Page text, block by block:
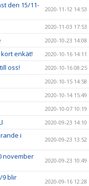
den 15/11-
2020-11-12 14:53
2020-11-03 17:53
2020-10-23 14:08
enkät! 2020-10-16 14:11
oss! 2020-10-16 08:25
2020-10-15 14:58
2020-10-14 15:49
2020-10-07 10:19
2020-09-23 14:10
i
2020-09-23 13:52
november
2020-09-23 10:49
9 blir
2020-09-16 12:28